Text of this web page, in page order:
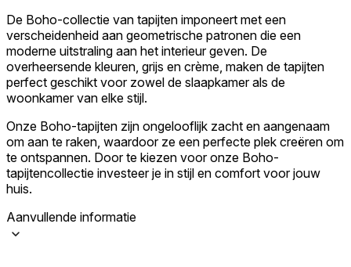
De Boho-collectie van tapijten imponeert met een
verscheidenheid aan geometrische patronen die een
moderne uitstraling aan het interieur geven. De
overheersende kleuren, grijs en crème, maken de tapijten
perfect geschikt voor zowel de slaapkamer als de
woonkamer van elke stijl.
Onze Boho-tapijten zijn ongelooflijk zacht en aangenaam
om aan te raken, waardoor ze een perfecte plek creëren om
te ontspannen. Door te kiezen voor onze Boho-
tapijtencollectie investeer je in stijl en comfort voor jouw
huis.
Aanvullende informatie
Accepteer alles